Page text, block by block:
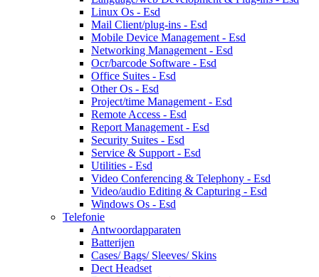
Linux Os - Esd
Mail Client/plug-ins - Esd
Mobile Device Management - Esd
Networking Management - Esd
Ocr/barcode Software - Esd
Office Suites - Esd
Other Os - Esd
Project/time Management - Esd
Remote Access - Esd
Report Management - Esd
Security Suites - Esd
Service & Support - Esd
Utilities - Esd
Video Conferencing & Telephony - Esd
Video/audio Editing & Capturing - Esd
Windows Os - Esd
Telefonie
Antwoordapparaten
Batterijen
Cases/ Bags/ Sleeves/ Skins
Dect Headset